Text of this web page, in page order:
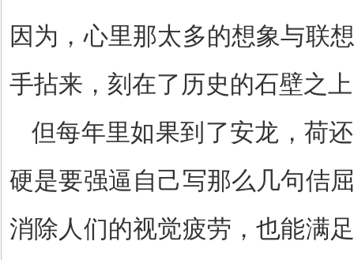
因为，心里那太多的想象与联
手拈来，刻在了历史的石壁之
但每年里如果到了安龙，荷
硬是要强逼自己写那么几句佶
消除人们的视觉疲劳，也能满